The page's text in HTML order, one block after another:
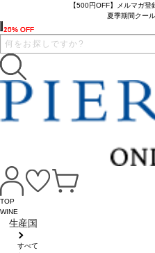
【500円OFF】メルマガ
夏季期間クー
TOP
WINE
生産国
すべて
25% OFF
10% OFF